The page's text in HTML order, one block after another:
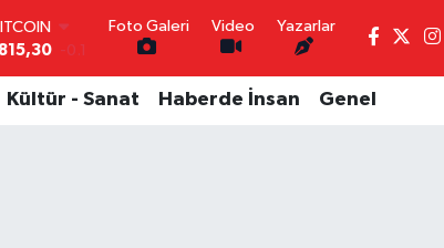
0.18
EURO
0.32
Foto Galeri Video Yazarlar
Kültür - Sanat Haberde İnsan Genel